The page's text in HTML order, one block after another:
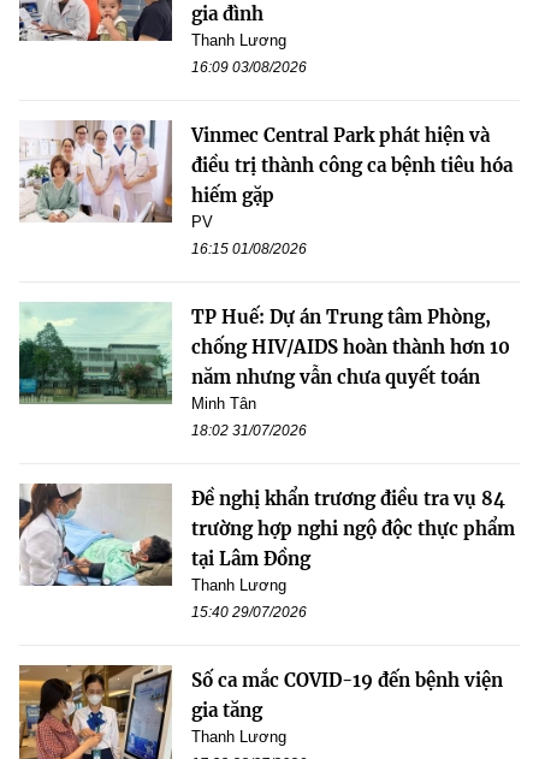
gia đình
Thanh Lương
16:09 03/08/2026
Vinmec Central Park phát hiện và
điều trị thành công ca bệnh tiêu hóa
hiếm gặp
PV
16:15 01/08/2026
TP Huế: Dự án Trung tâm Phòng,
chống HIV/AIDS hoàn thành hơn 10
năm nhưng vẫn chưa quyết toán
Minh Tân
18:02 31/07/2026
Đề nghị khẩn trương điều tra vụ 84
trường hợp nghi ngộ độc thực phẩm
tại Lâm Đồng
Thanh Lương
15:40 29/07/2026
Số ca mắc COVID-19 đến bệnh viện
gia tăng
Thanh Lương